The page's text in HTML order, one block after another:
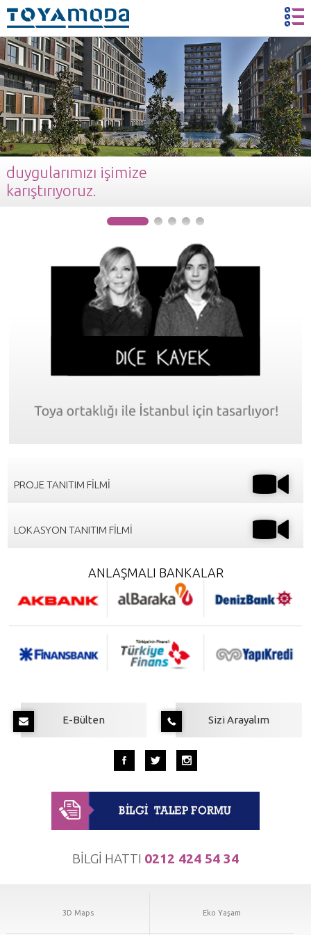
duygularımızı işimize
karıştırıyoruz.
PROJE TANITIM FİLMİ
LOKASYON TANITIM FİLMİ
ANLAŞMALI BANKALAR
Toya Moda kampanyaları hakkında bilgi almak ve fırsatlardan haberdar
olmak istiyorum.E-Bülten Sizi Arayalım
BİLGİ HATTI 0212 424 54 34
3D Maps Eko Yaşam